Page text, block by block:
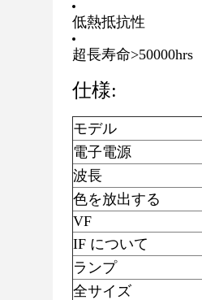
低熱抵抗性
超長寿命>50000hrs
仕様:
モデル
電子電源
波長
色を放出する
VF
IF について
ランプ
全サイズ